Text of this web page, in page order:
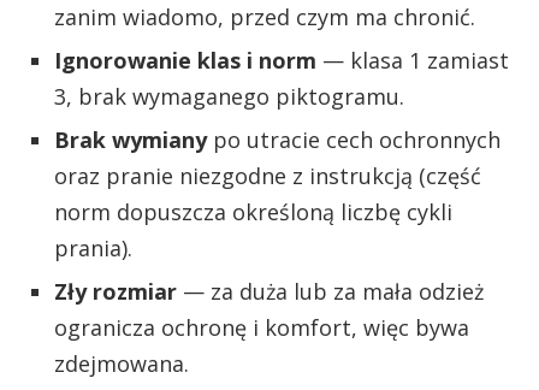
zanim wiadomo, przed czym ma chronić.
Ignorowanie klas i norm — klasa 1 zamiast
3, brak wymaganego piktogramu.
Brak wymianypo utracie cech ochronnych
oraz pranie niezgodne z instrukcją (część
norm dopuszcza określoną liczbę cykli
prania).
Zły rozmiar — za duża lub za mała odzież
ogranicza ochronę i komfort, więc bywa
zdejmowana.